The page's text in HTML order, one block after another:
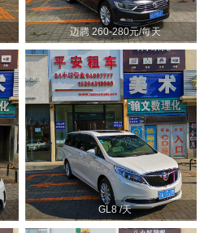
迈腾 260-280元/每天
GL8 /天